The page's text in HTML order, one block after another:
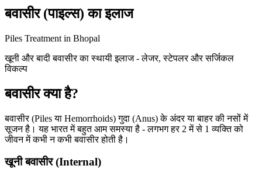
बवासीर (पाइल्स) का इलाज
Piles Treatment in Bhopal
खूनी और बादी बवासीर का स्थायी इलाज - लेजर, स्टेपलर और सर्जिकल
विकल्प
बवासीर क्या है?
बवासीर (Piles या Hemorrhoids) गुदा (Anus) के अंदर या बाहर की नसों में
सूजन है। यह भारत में बहुत आम समस्या है - लगभग हर 2 में से 1 व्यक्ति को
जीवन में कभी न कभी बवासीर होती है।
खूनी बवासीर (Internal)